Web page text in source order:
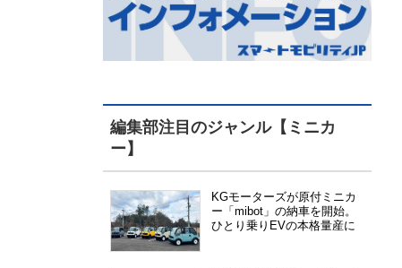
編集部注目のジャンル【ミニカ
ー】
KGモーターズが原付ミニカ
ー「mibot」の納車を開始。
ひとり乗りEVの本格量産に